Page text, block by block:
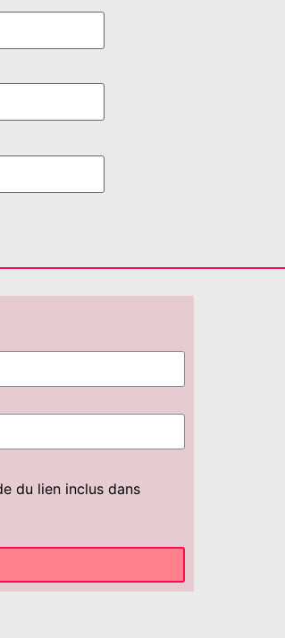
du lien inclus dans